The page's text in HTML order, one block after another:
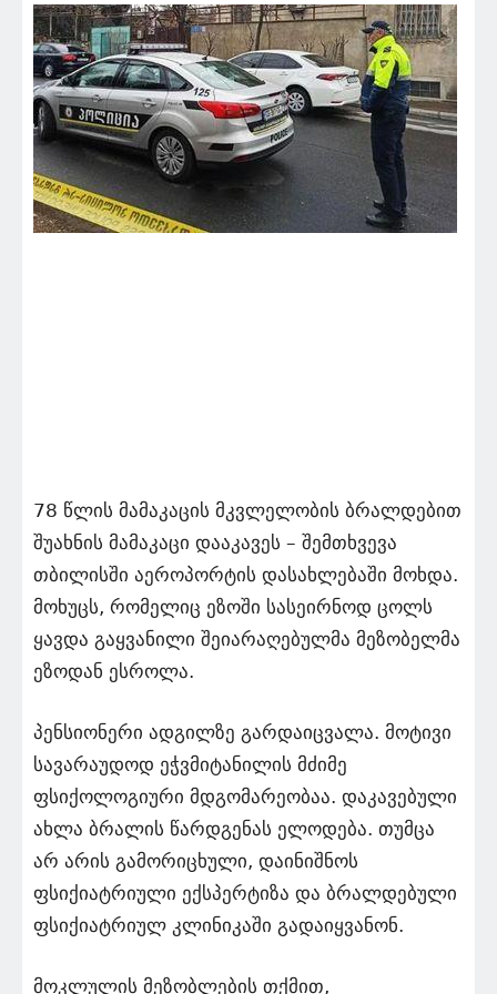
78 წლის მამაკაცის მკვლელობის ბრალდებით
შუახნის მამაკაცი დააკავეს – შემთხვევა
თბილისში აეროპორტის დასახლებაში მოხდა.
მოხუცს, რომელიც ეზოში სასეირნოდ ცოლს
ყავდა გაყვანილი შეიარაღებულმა მეზობელმა
ეზოდან ესროლა.
პენსიონერი ადგილზე გარდაიცვალა. მოტივი
სავარაუდოდ ეჭვმიტანილის მძიმე
ფსიქოლოგიური მდგომარეობაა. დაკავებული
ახლა ბრალის წარდგენას ელოდება. თუმცა
არ არის გამორიცხული, დაინიშნოს
ფსიქიატრიული ექსპერტიზა და ბრალდებული
ფსიქიატრიულ კლინიკაში გადაიყვანონ.
მოკლულის მეზობლების თქმით,